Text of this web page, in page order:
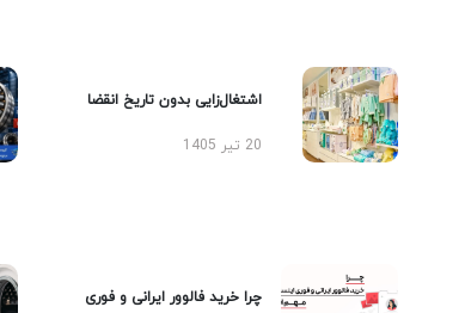
اشتغال‌زایی بدون تاریخ انقضا
20 تیر 1405
چرا خرید فالوور ایرانی و فوری